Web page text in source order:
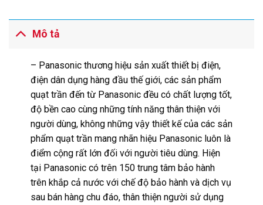
Mô tả
– Panasonic thương hiệu sản xuất thiết bị điện,
điện dân dụng hàng đầu thế giới, các sản phẩm
quạt trần đến từ Panasonic đều có chất lượng tốt,
độ bền cao cùng những tính năng thân thiện với
người dùng, không những vậy thiết kế của các sản
phẩm quạt trần mang nhãn hiệu Panasonic luôn là
điểm cộng rất lớn đối với người tiêu dùng. Hiện
tại Panasonic có trên 150 trung tâm bảo hành
trên khắp cả nước với chế độ bảo hành và dịch vụ
sau bán hàng chu đáo, thân thiện người sử dụng